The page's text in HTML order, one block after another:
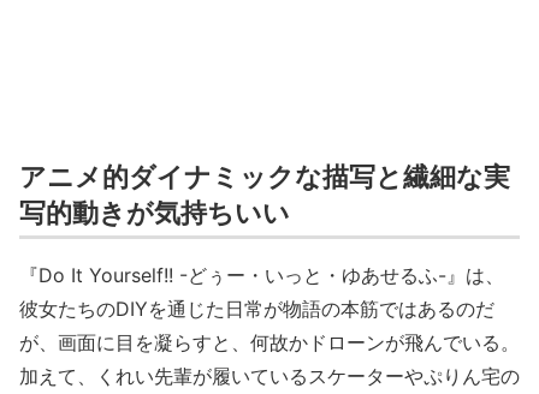
アニメ的ダイナミックな描写と繊細な実
写的動きが気持ちいい
『Do It Yourself!! -どぅー・いっと・ゆあせるふ-』は、
彼女たちのDIYを通じた日常が物語の本筋ではあるのだ
が、画面に目を凝らすと、何故かドローンが飛んでいる。
加えて、くれい先輩が履いているスケーターやぷりん宅の